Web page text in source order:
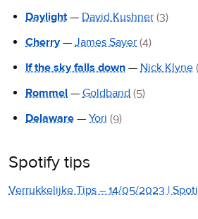
Daylight— David Kushner (3)
Cherry— James Sayer (4)
If the sky falls down — Nick Klyne
Rommel — Goldband (5)
Delaware — Yori (9)
Spotify tips
Verrukkelijke Tips – 14/05/2023 |